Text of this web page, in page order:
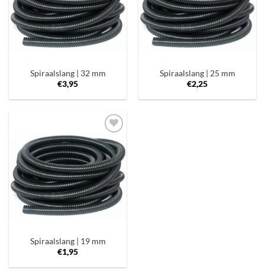
Spiraalslang | 32 mm
€3,95
Spiraalslang | 25 mm
€2,25
Toevoegen
aan
verlanglijst
Spiraalslang | 19 mm
€1,95